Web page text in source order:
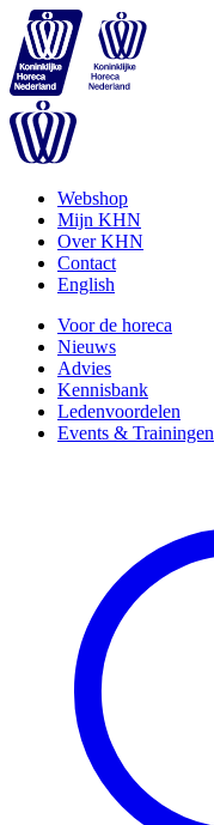
Webshop
Mijn KHN
Over KHN
Contact
English
Voor de horeca
Nieuws
Advies
Kennisbank
Ledenvoordelen
Events & Trainingen